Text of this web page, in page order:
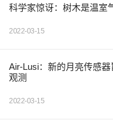
科学家惊讶：树木是温室
2022-03-15
Air-Lusi：新的月亮传感
观测
2022-03-15